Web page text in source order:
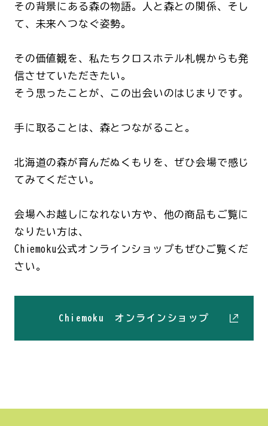
その背景にある森の物語。人と森との関係、そし
て、未来へつなぐ姿勢。
その価値観を、私たちクロスホテル札幌からも発
信させていただきたい。
そう思ったことが、この出会いのはじまりです。
手に取ることは、森とつながること。
北海道の森が育んだぬくもりを、ぜひ会場で感じ
てみてください。
会場へお越しになれない方や、他の商品もご覧に
なりたい方は、
Chiemoku公式オンラインショップもぜひご覧くだ
さい。
Chiemoku オンラインショップ